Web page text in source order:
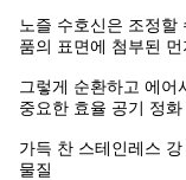
노즐 수호신은 조정할
품의 표면에 첨부된
그렇게 순환하고 에어
중요한 효율 공기 정
가득 찬 스테인레스
물질